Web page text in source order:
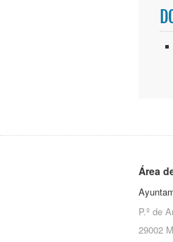
Área
P.º de
29002